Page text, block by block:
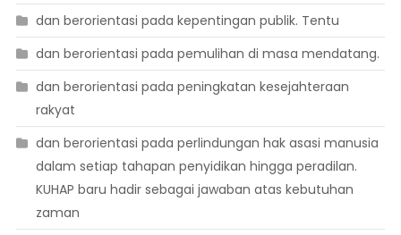
dan berorientasi pada kepentingan publik. Tentu
dan berorientasi pada pemulihan di masa mendatang.
dan berorientasi pada peningkatan kesejahteraan
rakyat
dan berorientasi pada perlindungan hak asasi manusia
dalam setiap tahapan penyidikan hingga peradilan.
KUHAP baru hadir sebagai jawaban atas kebutuhan
zaman